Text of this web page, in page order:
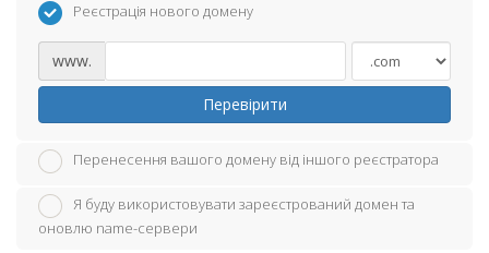
Реєстрація нового домену
www.
Перевірити
Перенесення вашого домену від іншого реєстратора
Я буду використовувати зареєстрований домен та
оновлю name-сервери